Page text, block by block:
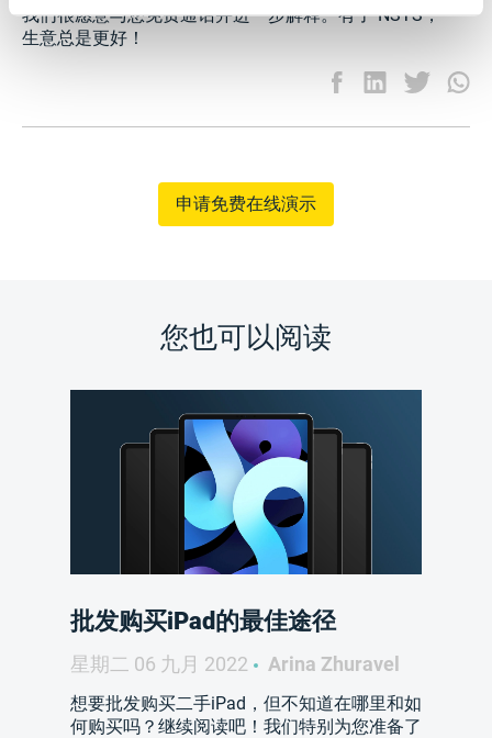
我们很愿意与您免费通话并进一步解释。有了 NSYS，
生意总是更好！
申请免费在线演示
您也可以阅读
批发购买iPad的最佳途径
星期二 06 九月 2022 Arina Zhuravel
想要批发购买二手iPad，但不知道在哪里和如
何购买吗？继续阅读吧！我们特别为您准备了